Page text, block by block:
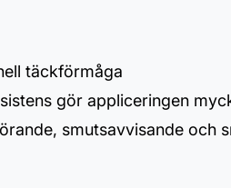
täckförmåga
gör appliceringen
smutsavvisande och